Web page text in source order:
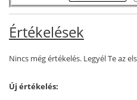
Értékelések
Nincs még értékelés. Legyél Te az
Új értékelés: